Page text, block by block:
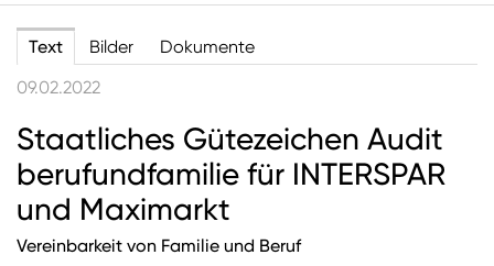
Wirtschaft
Produkte
CSR/Soziales
Aus den Regionen
Unternehmen
Text Bilder
Dokumente
09.02.2022
Staatliches Gütezeichen Audit
berufundfamilie für INTERSPAR
und Maximarkt
Vereinbarkeit von Familie und Beruf